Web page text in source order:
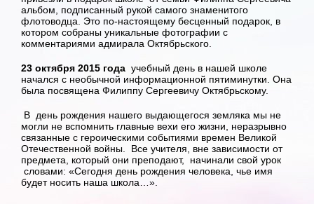
альбом, подписанный рукой самого знаменитого
флотоводца. Это по-настоящему бесценный подарок, в
котором собраны уникальные фотографии с
комментариями адмирала Октябрьского.
23 октября 2015 года учебный день в нашей школе
начался с необычной информационной пятиминутки. Она
была посвящена Филиппу Сергеевичу Октябрьскому.
В день рождения нашего выдающегося земляка мы не
могли не вспомнить главные вехи его жизни, неразрывно
связанные с героическими событиями времен Великой
Отечественной войны. Все учителя, вне зависимости от
предмета, который они преподают, начинали свой урок
словами: «Сегодня день рождения человека, чье имя
будет носить наша школа…».